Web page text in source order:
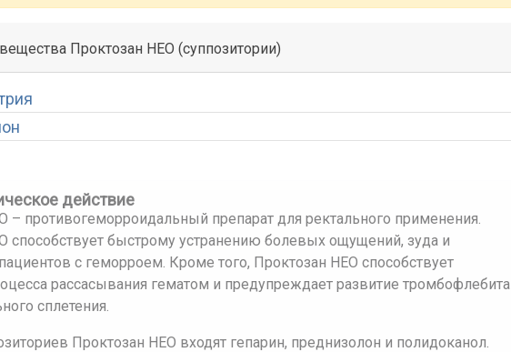
Проктозан НЕО (суппозитории)
действие
– противогеморроидальный препарат для ректального применения.
способствует быстрому устранению болевых ощущений, зуда и
с геморроем. Кроме того, Проктозан НЕО способствует
рассасывания гематом и предупреждает развитие тромбофлебита
сплетения.
Проктозан НЕО входят гепарин, преднизолон и полидоканол.